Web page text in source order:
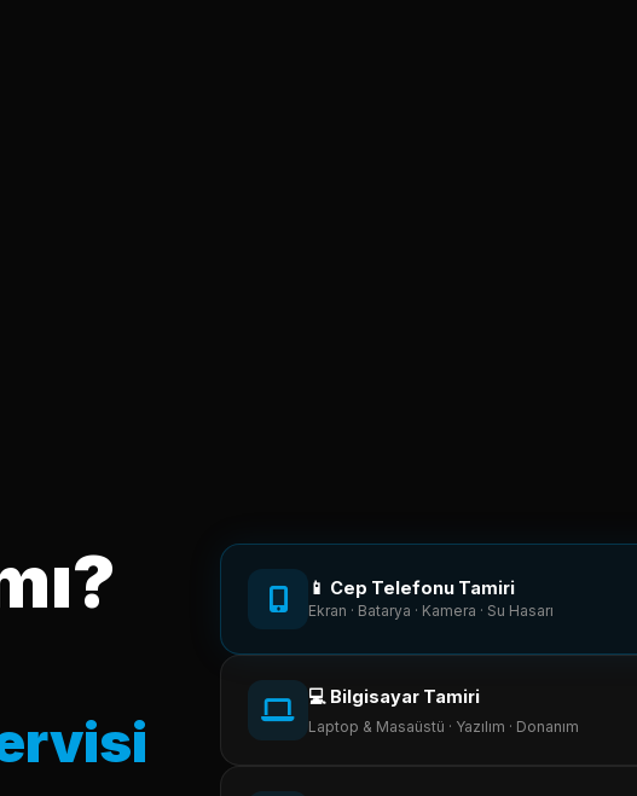
📱 Cep Telefonu Tamiri
Ekran · Batarya · Kamera · Su Hasarı
💻 Bilgisayar Tamiri
Laptop & Masaüstü · Yazılım · Donanım